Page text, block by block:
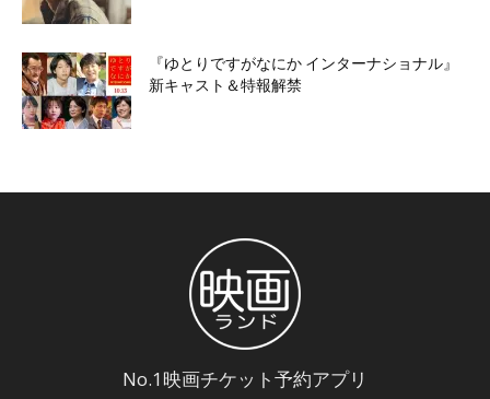
『ゆとりですがなにか インターナショナル』
新キャスト＆特報解禁
No.1映画チケット予約アプリ